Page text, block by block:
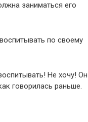
заниматься его
по своему
Не хочу! Он
говорилась раньше.